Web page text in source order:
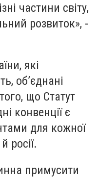
частини світу,
розвиток», -
які
об’єднані
що Статут
конвенції є
для кожної
росії.
примусити